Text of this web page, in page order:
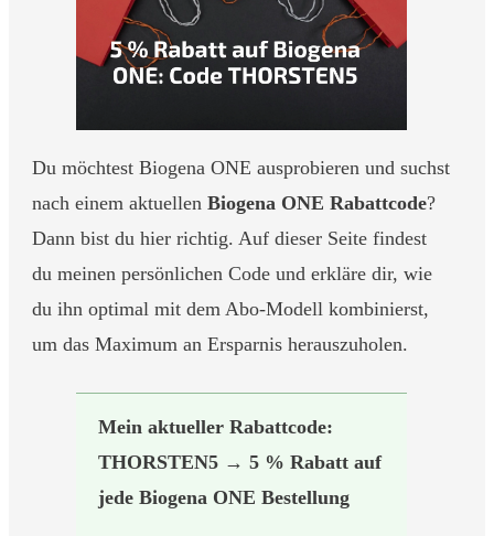
Du möchtest Biogena ONE ausprobieren und suchst
nach einem aktuellen Biogena ONE Rabattcode?
Dann bist du hier richtig. Auf dieser Seite findest
du meinen persönlichen Code und erkläre dir, wie
du ihn optimal mit dem Abo-Modell kombinierst,
um das Maximum an Ersparnis herauszuholen.
Mein aktueller Rabattcode:
THORSTEN5 → 5 % Rabatt auf
jede Biogena ONE Bestellung